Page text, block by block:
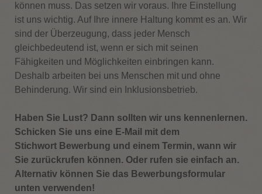
können muss. Das setzen wir voraus. Ihre Einstellung
ist uns wichtig. Auf Ihre innere Haltung kommt es an. Wir
sind der Überzeugung, dass jeder Mensch
gleichbedeutend ist, wenn er sich mit seinen
Fähigkeiten und Möglichkeiten einbringen kann.
Deshalb arbeiten bei uns Menschen mit und ohne
Behinderung. Wir sind ein Inklusionsbetrieb.
Haben Sie Lust? Dann sollten wir uns kennenlernen.
Schicken Sie uns eine E-Mail mit dem
Stichwort Bewerbung und einem Termin, wann wir
Sie zurückrufen können. Oder rufen sie einfach an.
Alternativ können Sie das Bewerbungsformular
unten verwenden!